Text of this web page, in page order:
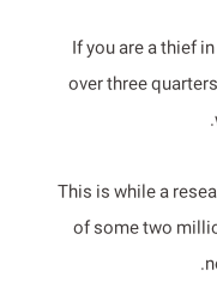
“If you are a thief
over three
This is while a
of some two